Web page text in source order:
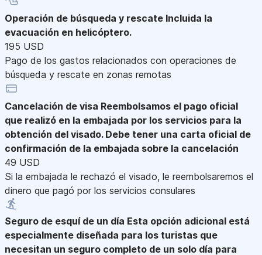
Operación de búsqueda y rescate Incluida la
evacuación en helicóptero.
195 USD
Pago de los gastos relacionados con operaciones de
búsqueda y rescate en zonas remotas
Cancelación de visa Reembolsamos el pago oficial
que realizó en la embajada por los servicios para la
obtención del visado. Debe tener una carta oficial de
confirmación de la embajada sobre la cancelación
49 USD
Si la embajada le rechazó el visado, le reembolsaremos el
dinero que pagó por los servicios consulares
Seguro de esquí de un día Esta opción adicional está
especialmente diseñada para los turistas que
necesitan un seguro completo de un solo día para